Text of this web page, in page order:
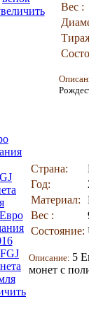
Вес :
Страна:
Год:
Материал:
Вес :
Состояние:
Описание: 5
монет с